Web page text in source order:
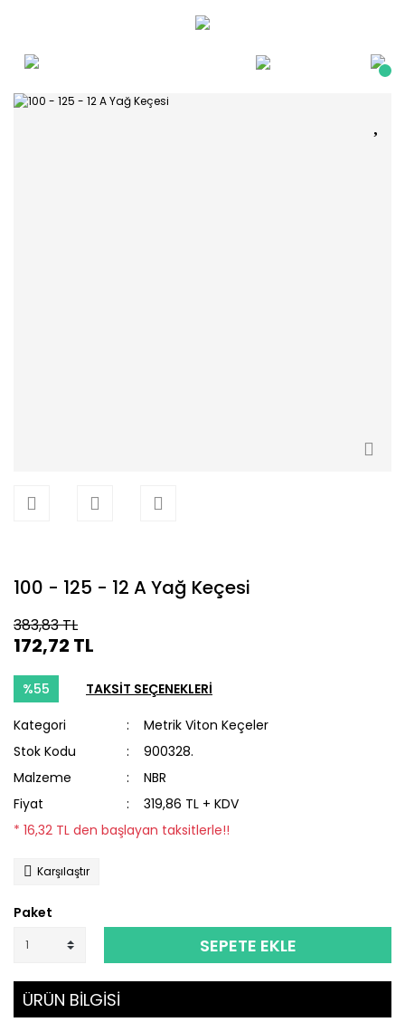
100 - 125 - 12 A Yağ Keçesi
383,83 TL
172,72 TL
%55 TAKSİT SEÇENEKLERİ
Kategori
Metrik Viton Keçeler
Stok Kodu
900328.
Malzeme
NBR
Fiyat
319,86 TL + KDV
* 16,32 TL den başlayan taksitlerle!!
Karşılaştır
Paket
SEPETE EKLE
ÜRÜN BİLGİSİ